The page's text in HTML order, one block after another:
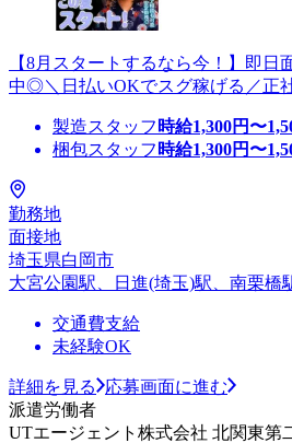
【8月スタートするなら今！】即日
中◎＼日払いOKでスグ稼げる／正
製造スタッフ 時給1,300円〜
梱包スタッフ 時給1,300円〜
勤務地
面接地
埼玉県白岡市
大宮公園駅、日進(埼玉)駅、南栗橋
交通費支給
未経験OK
詳細を見る
応募画面に進む
派遣労働者
UTエージェント株式会社 北関東第